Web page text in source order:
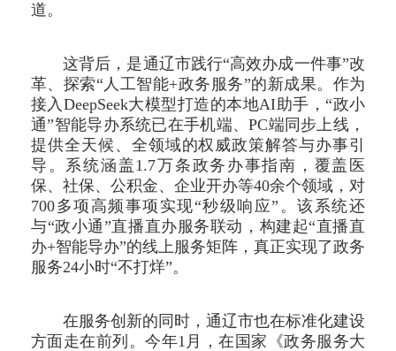
道。
这背后，是通辽市践行“高效办成一件事”改
革、探索“人工智能+政务服务”的新成果。作为
接入DeepSeek大模型打造的本地AI助手，“政小
通”智能导办系统已在手机端、PC端同步上线，
提供全天候、全领域的权威政策解答与办事引
导。系统涵盖1.7万条政务办事指南，覆盖医
保、社保、公积金、企业开办等40余个领域，对
700多项高频事项实现“秒级响应”。该系统还
与“政小通”直播直办服务联动，构建起“直播直
办+智能导办”的线上服务矩阵，真正实现了政务
服务24小时“不打烊”。
在服务创新的同时，通辽市也在标准化建设
方面走在前列。今年1月，在国家《政务服务大